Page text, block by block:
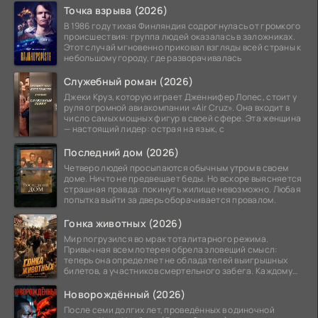
Точка взрыва (2026)
В 1986 году тихая Финляндия содрогнулась от громкого
происшествия: группа людей оказалась в заложниках.
Этот случай мгновенно приковал взгляды всей страны к
небольшому городу, где разворачивалась
Служебный роман (2026)
Джеки Круз, которую играет Дженнифер Лопес, стоит у
руля огромной авиакомпании «Air Cruz». Она входит в
число самых мощных фигур в своей сфере. Эта женщина
— настоящий лидер: острая на язык, с
Последний дом (2026)
Четверо людей просыпаются обычным утром в своем
доме. Ничто не предвещает беды. Но вскоре выясняется
страшная правда: покинуть жилище невозможно. Любая
попытка выйти за дверь оборачивается провалом.
Гонка животных (2026)
Мир погрузился во мрак тоталитарного режима.
Привычная всем лотерея обрела зловещий смысл:
теперь она определяет не обладателей выигрышных
билетов, а участников смертельного забега. Каждому
Новорождённый (2026)
После семи долгих лет, проведённых в одиночной